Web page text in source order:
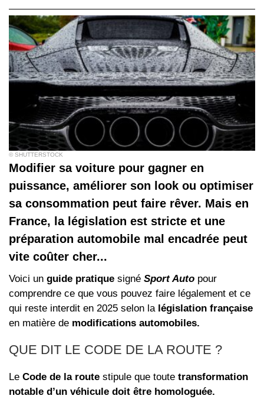
© SHUTTERSTOCK
Modifier sa voiture pour gagner en
puissance, améliorer son look ou optimiser
sa consommation peut faire rêver. Mais en
France, la législation est stricte et une
préparation automobile mal encadrée peut
vite coûter cher...
Voici un guide pratique signé Sport Auto pour
comprendre ce que vous pouvez faire légalement et ce
qui reste interdit en 2025 selon la législation française
en matière de modifications automobiles.
QUE DIT LE CODE DE LA ROUTE ?
Le Code de la route stipule que toute transformation
notable d’un véhicule doit être homologuée.